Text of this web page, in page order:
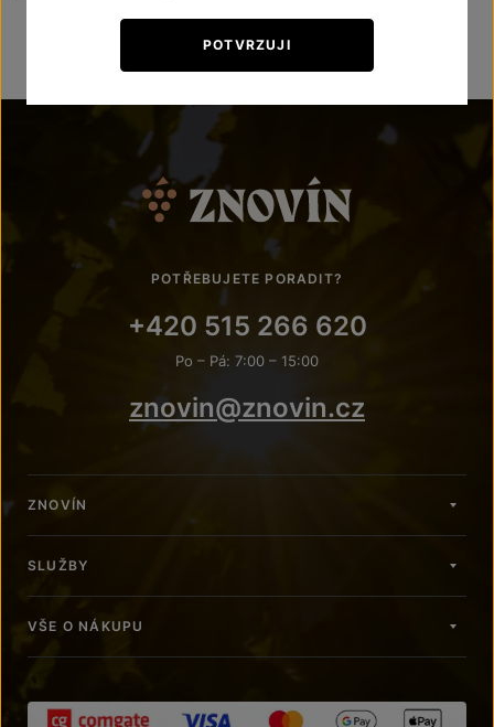
POTŘEBUJETE PORADIT?
+420 515 266 620
Po – Pá: 7:00 – 15:00
znovin@znovin.cz
ZNOVÍN
SLUŽBY
VŠE O NÁKUPU
POTVRZUJI